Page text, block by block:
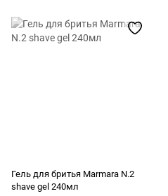
Гель для бритья Marmara N.2
shave gel 240мл